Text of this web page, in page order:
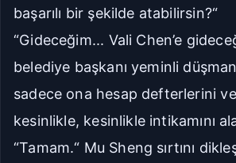
başarılı bir şekilde atabilirsin?“
“Gideceğim... Vali Chen’e
belediye başkanı yeminli
sadece ona hesap defterlerini
kesinlikle, kesinlikle intikamını
“Tamam.“ Mu Sheng sırtını